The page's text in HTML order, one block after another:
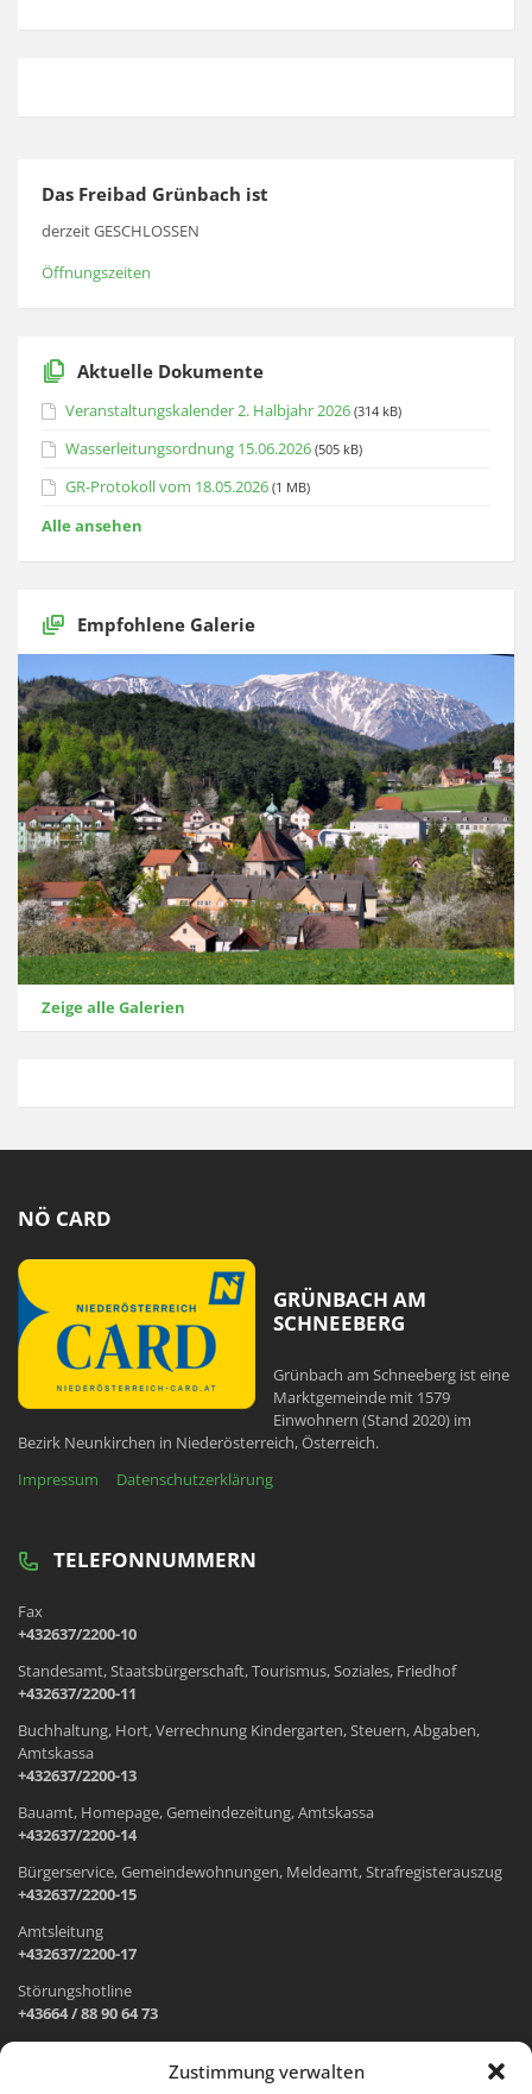
Zustimmung verwalten
Das Freibad Grünbach ist
derzeit GESCHLOSSEN
Öffnungszeiten
Aktuelle Dokumente
Veranstaltungskalender 2. Halbjahr 2026 (314 kB)
Wasserleitungsordnung 15.06.2026 (505 kB)
GR-Protokoll vom 18.05.2026 (1 MB)
Alle ansehen
Empfohlene Galerie
Zeige alle Galerien
NÖ CARD
GRÜNBACH AM
SCHNEEBERG
Grünbach am Schneeberg ist eine
Marktgemeinde mit 1579
Einwohnern (Stand 2020) im
Bezirk Neunkirchen in Niederösterreich, Österreich.
Impressum
Datenschutzerklärung
TELEFONNUMMERN
Fax
+432637/2200-10
Standesamt, Staatsbürgerschaft, Tourismus, Soziales, Friedhof
+432637/2200-11
Buchhaltung, Hort, Verrechnung Kindergarten, Steuern, Abgaben,
Amtskassa
+432637/2200-13
Bauamt, Homepage, Gemeindezeitung, Amtskassa
+432637/2200-14
Bürgerservice, Gemeindewohnungen, Meldeamt, Strafregisterauszug
+432637/2200-15
Amtsleitung
+432637/2200-17
Störungshotline
+43664 / 88 90 64 73